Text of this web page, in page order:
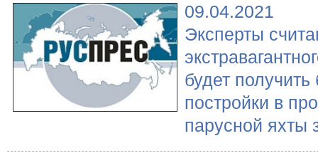
09.04.2021
Эксперты
будет
постройки в
парусной яхты